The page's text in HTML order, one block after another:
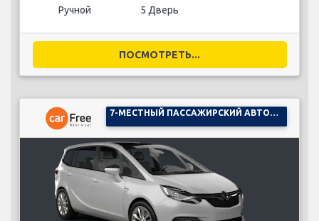
Ручной 5 Дверь
ПОСМОТРЕТЬ...